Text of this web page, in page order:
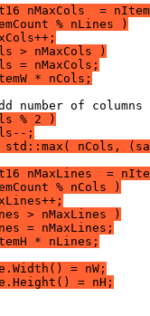
nMaxCols  =
% nLines )
> nMaxCols )
= nMaxCols;
* nCols;
% 2 )
;
nCols,
nMaxLines  =
% nCols )
> nMaxLines )
= nMaxLines;
* nLines;
= nW;
= nH;